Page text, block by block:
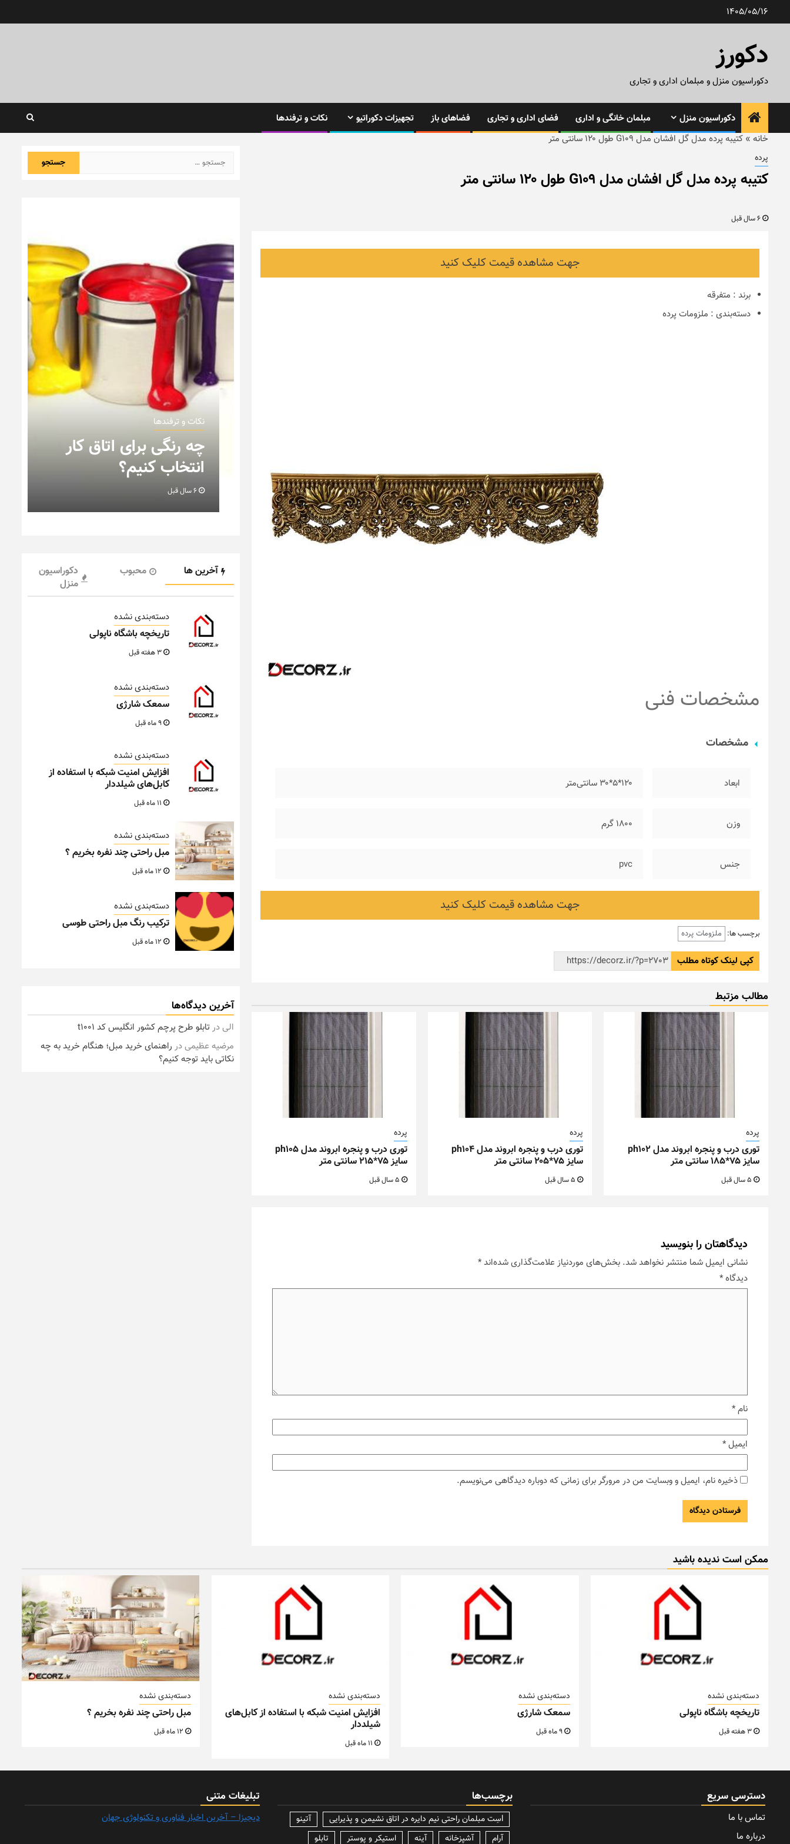
1405/05/16
دکورز
دکوراسیون منزل و مبلمان اداری و تجاری
دکوراسیون منزل مبلمان خانگی و اداری فضای اداری و تجاری فضاهای باز تجهیزات دکوراتیو
نکات و ترفندها
خانه » کتیبه پرده مدل گل افشان مدل G109 طول ۱۲۰ سانتی متر
پرده
کتیبه پرده مدل گل افشان مدل G109 طول ۱۲۰ سانتی متر
جهت مشاهده قیمت کلیک کنید
برند : متفرقه
دسته‌بندی : ملزومات پرده
مشخصات فنی
مشخصات
ابعاد ۱۲۰*۵*۳۰ سانتی‌متر
وزن ۱۸۰۰ گرم
جنس pvc
جهت مشاهده قیمت کلیک کنید
برچسب ها: ملزومات پرده
کپی لینک کوتاه مطلب
مطالب مزتبط
پرده
توری درب و پنجره ابروند مدل ph102
سایز ۷۵*۱۸۵ سانتی متر
پرده
توری درب و پنجره ابروند مدل ph104
سایز ۷۵*۲۰۵ سانتی متر
5 سال قبل
پرده
توری درب و پنجره ابروند مدل ph105
سایز ۷۵*۲۱۵ سانتی متر
دیدگاهتان را بنویسید
نشانی ایمیل شما منتشر نخواهد شد. بخش‌های موردنیاز علامت‌گذاری شده‌اند*
دیدگاه*
نام*
ایمیل*
ذخیره نام، ایمیل و وبسایت من در مرورگر برای زمانی که دوباره دیدگاهی می‌نویسم.
جستجو
برای:
های ایرانی
ایده‌ها و عکس‌ها)
6 سال قبل
نکات و ترفندها
چه رنگی برای اتاق کار
انتخاب کنیم؟
آخرین ها محبوب
دکوراسیون
منزل
دسته‌بندی نشده
تاریخچه باشگاه ناپولی
دسته‌بندی نشده
سمعک شارژی
دسته‌بندی نشده
افزایش امنیت شبکه با استفاده از
کابل‌های شیلددار
دسته‌بندی نشده
مبل راحتی چند نفره بخریم ؟
دسته‌بندی نشده
ترکیب رنگ مبل راحتی طوسی
آخرین دیدگاه‌ها
الیدرتابلو طرح پرچم کشور انگلیس کد t1001
مرضیه عظیمیدر راهنمای خرید مبل؛ هنگام خرید به چه
نکاتی باید توجه کنیم؟
ممکن است ندیده باشید
دسته‌بندی نشده
تاریخچه باشگاه ناپولی
دسته‌بندی نشده
سمعک شارژی
9 ماه قبل
دسته‌بندی نشده
افزایش امنیت شبکه با استفاده از کابل‌های
شیلددار
دسته‌بندی نشده
مبل راحتی چند نفره بخریم ؟
دسترسی سریع
تماس با ما
درباره ما
برچسب‌ها
lسِت مبلمان راحتی نیم دایره در اتاق نشیمن و پذیرایی
آتینو
آرام
آشپزخانه آینه استیکر و پوستر تابلو
تبلیغات متنی
دیجیزا – آخرین اخبار فناوری و تکنولوژی جهان